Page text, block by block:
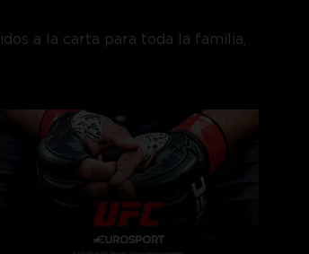
a la carta para toda la familia,